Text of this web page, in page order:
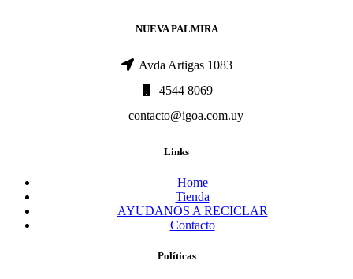
NUEVA PALMIRA
Avda Artigas 1083
4544 8069
contacto@igoa.com.uy
Links
Home
Tienda
AYUDANOS A RECICLAR
Contacto
Políticas